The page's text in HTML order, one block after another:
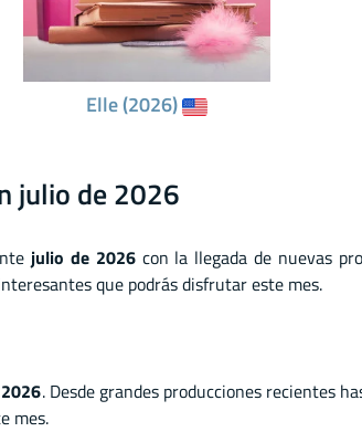
Elle (2026)
julio de 2026
julio de 2026con la llegada de nuevas
que podrás disfrutar este mes.
. Desde grandes producciones recientes
mes.